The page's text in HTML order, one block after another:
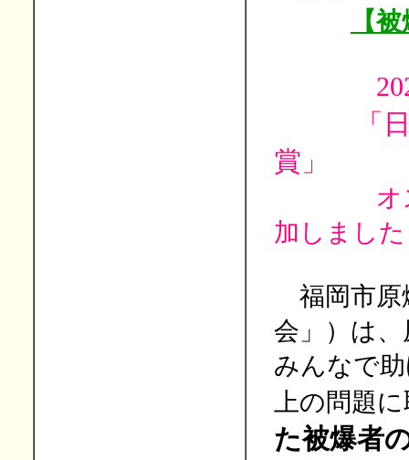
【
「日本
賞」
加しました
福岡市原
会」）は
みんなで
上の問題
た被爆者